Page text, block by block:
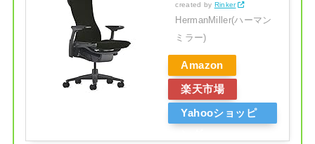
created by Rinker
HermanMiller(ハーマン
ミラー)
Amazon
楽天市場
Yahooショッピ